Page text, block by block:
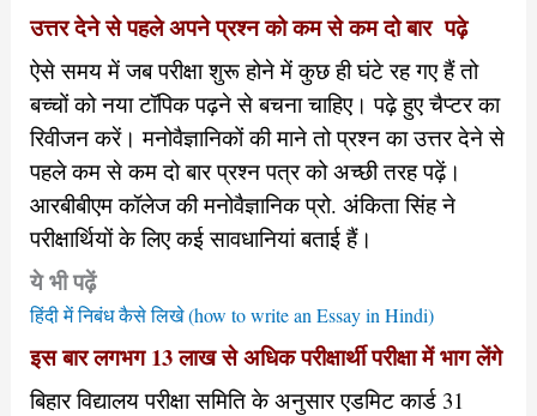
उत्तर देने से पहले अपने प्रश्न को कम से कम दो बार पढ़े
ऐसे समय में जब परीक्षा शुरू होने में कुछ ही घंटे रह गए हैं तो
बच्चों को नया टॉपिक पढ़ने से बचना चाहिए। पढ़े हुए चैप्टर का
रिवीजन करें। मनोवैज्ञानिकों की माने तो प्रश्न का उत्तर देने से
पहले कम से कम दो बार प्रश्न पत्र को अच्छी तरह पढ़ें।
आरबीबीएम कॉलेज की मनोवैज्ञानिक प्रो. अंकिता सिंह ने
परीक्षार्थियों के लिए कई सावधानियां बताई हैं।
ये भी पढ़ें
हिंदी में निबंध कैसे लिखे (how to write an Essay in Hindi)
इस बार लगभग 13 लाख से अधिक परीक्षार्थी परीक्षा में भाग लेंगे
बिहार विद्यालय परीक्षा समिति के अनुसार एडमिट कार्ड 31